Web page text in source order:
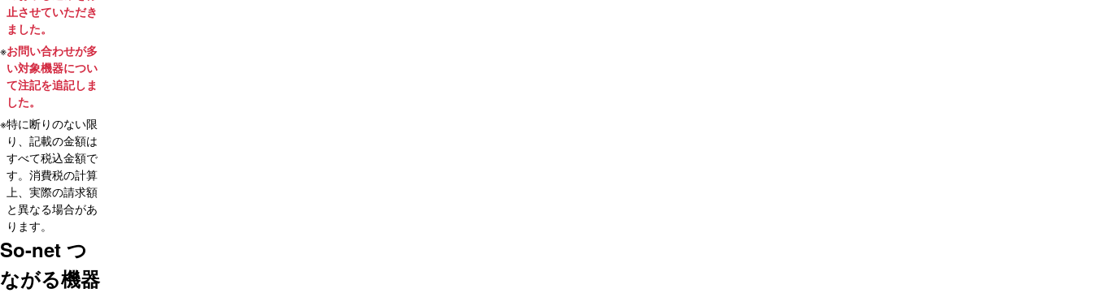
止させていただき
ました。
※お問い合わせが多
い対象機器につい
て注記を追記しま
した。
※特に断りのない限
り、記載の金額は
すべて税込金額で
す。消費税の計算
上、実際の請求額
と異なる場合があ
ります。
So-net つ
ながる機器